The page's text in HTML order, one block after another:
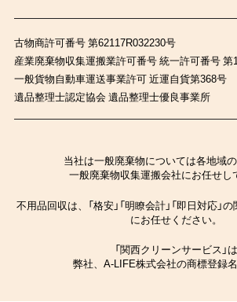
古物商許可番号 第62117R032230号
産業廃棄物収集運搬業許可番号 統一許可番号 第
一般貨物自動車運送事業許可 近運自貨第368号
遺品整理士認定協会 遺品整理士優良事業所
当社は一般廃棄物については各地域
一般廃棄物収集運搬会社にお任せし
不用品回収は、「格安」「明瞭会計」「即日対応」
にお任せください。
「関西クリーンサービス」は
弊社、A-LIFE株式会社の商標登録名